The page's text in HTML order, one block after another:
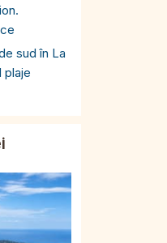
sud în La
plaje